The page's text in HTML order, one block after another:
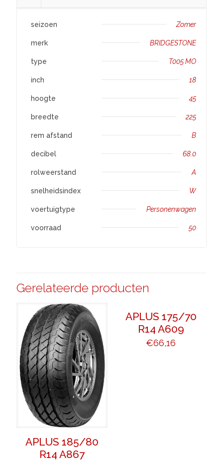
seizoen Zomer
merk BRIDGESTONE
type T005 MO
inch 18
hoogte 45
breedte 225
rem afstand B
decibel 68.0
rolweerstand A
snelheidsindex W
voertuigtype Personenwagen
voorraad 50
Gerelateerde producten
APLUS 185/80
R14 A867
APLUS 175/70
R14 A609
€66,16